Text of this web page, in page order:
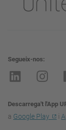
Segueix-nos
Descarrega't l'App
a Google Play i